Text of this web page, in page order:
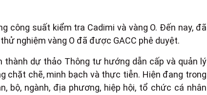
công suất kiểm tra Cadimi và vàng O. Đến nay, đã
nghiệm vàng O đã được GACC phê duyệt.
thành dự thảo Thông tư hướng dẫn cấp và quản lý
chặt chẽ, minh bạch và thực tiễn. Hiện đang trong
bộ, ngành, địa phương, hiệp hội, tổ chức cá nhân